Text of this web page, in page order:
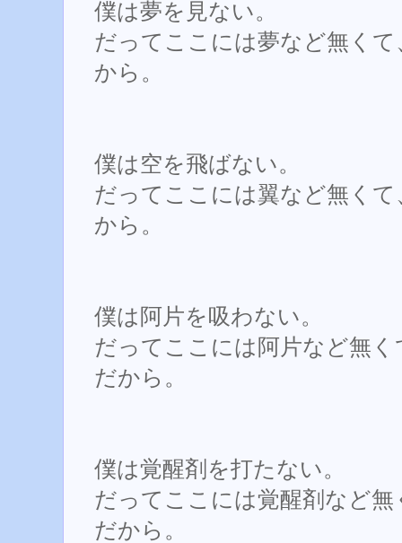
僕は夢を見ない。
だってここには夢など無く
から。
僕は空を飛ばない。
だってここには翼など無く
から。
僕は阿片を吸わない。
だってここには阿片など無
だから。
僕は覚醒剤を打たない。
だってここには覚醒剤など
だから。